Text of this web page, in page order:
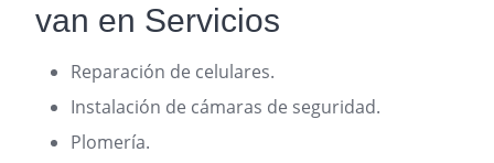
van en Servicios
Reparación de celulares.
Instalación de cámaras de seguridad.
Plomería.